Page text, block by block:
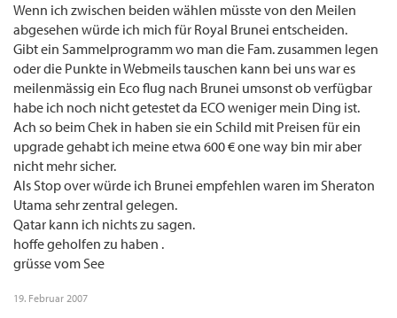
Wenn ich zwischen beiden wählen müsste von den Meilen
abgesehen würde ich mich für Royal Brunei entscheiden.
Gibt ein Sammelprogramm wo man die Fam. zusammen legen
oder die Punkte in Webmeils tauschen kann bei uns war es
meilenmässig ein Eco flug nach Brunei umsonst ob verfügbar
habe ich noch nicht getestet da ECO weniger mein Ding ist.
Ach so beim Chek in haben sie ein Schild mit Preisen für ein
upgrade gehabt ich meine etwa 600 € one way bin mir aber
nicht mehr sicher.
Als Stop over würde ich Brunei empfehlen waren im Sheraton
Utama sehr zentral gelegen.
Qatar kann ich nichts zu sagen.
hoffe geholfen zu haben .
grüsse vom See
19. Februar 2007